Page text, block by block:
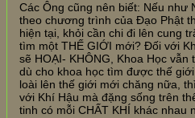
Các Ông cũng nên biết: Nếu như
theo chương trình của Đạo Phật
hiện tại, khỏi cần chi đi lên cung
tìm một THẾ GIỚI mới? Đối với
sẽ HOẠI- KHÔNG, Khoa Học
dù cho khoa học tìm được thế
loài lên thế giới mới chăng nữa,
với Khí Hậu mà đặng sống trên
tinh có mỗi CHẤT KHÍ khác nhau